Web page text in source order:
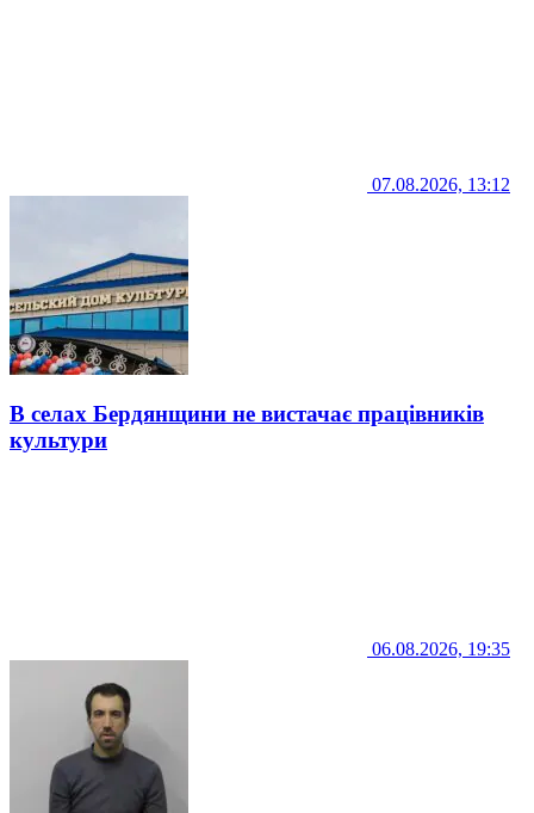
07.08.2026, 13:12
В селах Бердянщини не вистачає працівників
культури
06.08.2026, 19:35